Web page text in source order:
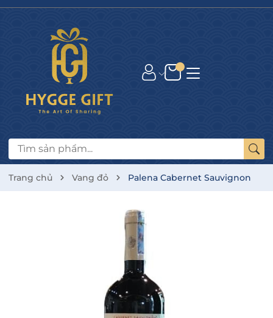
Trang chủ Vang đỏ Palena Cabernet Sauvignon